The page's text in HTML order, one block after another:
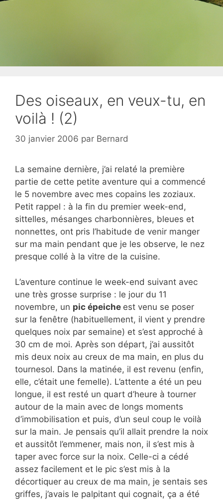
Des oiseaux, en veux-tu, en
voilà ! (2)
30 janvier 2006 par Bernard
La semaine dernière, j’ai relaté la première
partie de cette petite aventure qui a commencé
le 5 novembre avec mes copains les zoziaux.
Petit rappel : à la fin du premier week-end,
sittelles, mésanges charbonnières, bleues et
nonnettes, ont pris l’habitude de venir manger
sur ma main pendant que je les observe, le nez
presque collé à la vitre de la cuisine.
L’aventure continue le week-end suivant avec
une très grosse surprise : le jour du 11
novembre, un pic épeiche est venu se poser
sur la fenêtre (habituellement, il vient y prendre
quelques noix par semaine) et s’est approché à
30 cm de moi. Après son départ, j’ai aussitôt
mis deux noix au creux de ma main, en plus du
tournesol. Dans la matinée, il est revenu (enfin,
elle, c’était une femelle). L’attente a été un peu
longue, il est resté un quart d’heure à tourner
autour de la main avec de longs moments
d’immobilisation et puis, d’un seul coup le voilà
sur la main. Je pensais qu’il allait prendre la noix
et aussitôt l’emmener, mais non, il s’est mis à
taper avec force sur la noix. Celle-ci a cédé
assez facilement et le pic s’est mis à la
décortiquer au creux de ma main, je sentais ses
griffes, j’avais le palpitant qui cognait, ça a été